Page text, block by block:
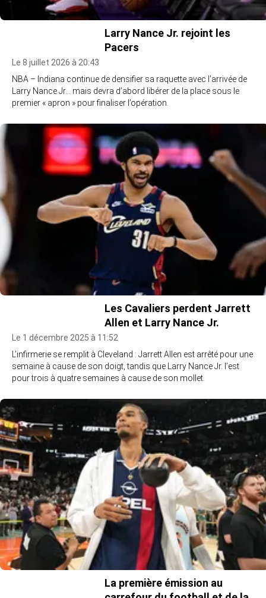
Larry Nance Jr. rejoint les
Pacers
Le 8 juillet 2026 à 20:43
NBA – Indiana continue de densifier sa raquette avec l’arrivée de
Larry Nance Jr… mais devra d’abord libérer de la place sous le
premier « apron » pour finaliser l’opération.
Les Cavaliers perdent Jarrett
Allen et Larry Nance Jr.
Le 1 décembre 2025 à 11:52
L’infirmerie se remplit à Cleveland : Jarrett Allen est arrêté pour une
semaine à cause de son doigt, tandis que Larry Nance Jr. l’est
pour trois à quatre semaines à cause de son mollet.
La première émission au